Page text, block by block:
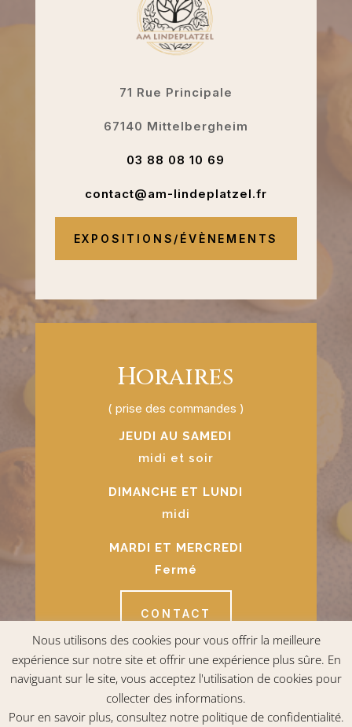
71 Rue Principale
67140 Mittelbergheim
03 88 08 10 69
contact@am-lindeplatzel.fr
EXPOSITIONS/ÉVÈNEMENTS
Horaires
( prise des commandes )
JEUDI AU SAMEDI
midi et soir
DIMANCHE ET LUNDI
midi
MARDI ET MERCREDI
Fermé
CONTACT
Nous utilisons des cookies pour vous offrir la meilleure
expérience sur notre site et offrir une expérience plus sûre. En
naviguant sur le site, vous acceptez l'utilisation de cookies pour
collecter des informations.
Pour en savoir plus, consultez notre politique de confidentialité.